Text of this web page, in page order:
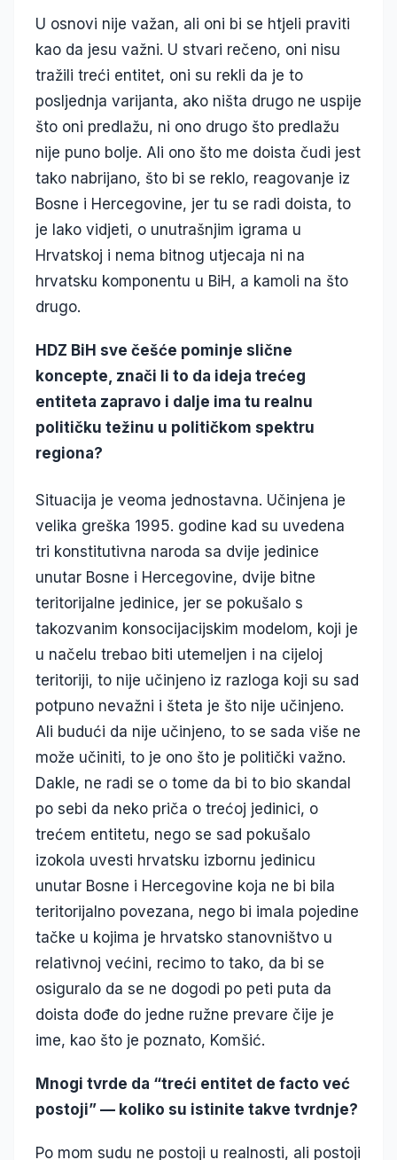
U osnovi nije važan, ali oni bi se htjeli praviti
kao da jesu važni. U stvari rečeno, oni nisu
tražili treći entitet, oni su rekli da je to
posljednja varijanta, ako ništa drugo ne uspije
što oni predlažu, ni ono drugo što predlažu
nije puno bolje. Ali ono što me doista čudi jest
tako nabrijano, što bi se reklo, reagovanje iz
Bosne i Hercegovine, jer tu se radi doista, to
je lako vidjeti, o unutrašnjim igrama u
Hrvatskoj i nema bitnog utjecaja ni na
hrvatsku komponentu u BiH, a kamoli na što
drugo.
HDZ BiH sve češće pominje slične
koncepte, znači li to da ideja trećeg
entiteta zapravo i dalje ima tu realnu
političku težinu u političkom spektru
regiona?
Situacija je veoma jednostavna. Učinjena je
velika greška 1995. godine kad su uvedena
tri konstitutivna naroda sa dvije jedinice
unutar Bosne i Hercegovine, dvije bitne
teritorijalne jedinice, jer se pokušalo s
takozvanim konsocijacijskim modelom, koji je
u načelu trebao biti utemeljen i na cijeloj
teritoriji, to nije učinjeno iz razloga koji su sad
potpuno nevažni i šteta je što nije učinjeno.
Ali budući da nije učinjeno, to se sada više ne
može učiniti, to je ono što je politički važno.
Dakle, ne radi se o tome da bi to bio skandal
po sebi da neko priča o trećoj jedinici, o
trećem entitetu, nego se sad pokušalo
izokola uvesti hrvatsku izbornu jedinicu
unutar Bosne i Hercegovine koja ne bi bila
teritorijalno povezana, nego bi imala pojedine
tačke u kojima je hrvatsko stanovništvo u
relativnoj većini, recimo to tako, da bi se
osiguralo da se ne dogodi po peti puta da
doista dođe do jedne ružne prevare čije je
ime, kao što je poznato, Komšić.
Mnogi tvrde da “treći entitet de facto već
postoji” — koliko su istinite takve tvrdnje?
Po mom sudu ne postoji u realnosti, ali postoji